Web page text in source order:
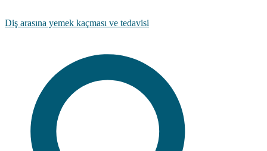
Diş arasına yemek kaçması ve tedavisi